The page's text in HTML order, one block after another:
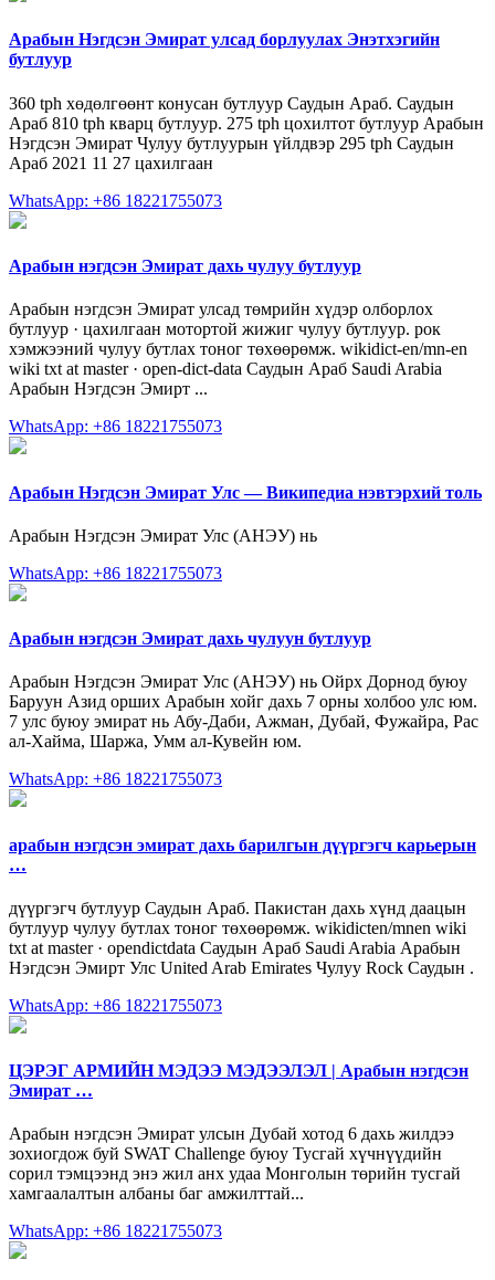
Арабын Нэгдсэн Эмират улсад борлуулах Энэтхэгийн
бутлуур
360 tph хөдөлгөөнт конусан бутлуур Саудын Араб. Саудын
Араб 810 tph кварц бутлуур. 275 tph цохилтот бутлуур Арабын
Нэгдсэн Эмират Чулуу бутлуурын үйлдвэр 295 tph Саудын
Араб 2021 11 27 цахилгаан
WhatsApp: +86 18221755073
Арабын нэгдсэн Эмират дахь чулуу бутлуур
Арабын нэгдсэн Эмират улсад төмрийн хүдэр олборлох
бутлуур · цахилгаан мотортой жижиг чулуу бутлуур. рок
хэмжээний чулуу бутлах тоног төхөөрөмж. wikidict-en/mn-en
wiki txt at master · open-dict-data Саудын Араб Saudi Arabia
Арабын Нэгдсэн Эмирт ...
WhatsApp: +86 18221755073
Арабын Нэгдсэн Эмират Улс — Википедиа нэвтэрхий толь
Арабын Нэгдсэн Эмират Улс (АНЭУ) нь
WhatsApp: +86 18221755073
Арабын нэгдсэн Эмират дахь чулуун бутлуур
Арабын Нэгдсэн Эмират Улс (АНЭУ) нь Ойрх Дорнод буюу
Баруун Азид орших Арабын хойг дахь 7 орны холбоо улс юм.
7 улс буюу эмират нь Абу-Даби, Ажман, Дубай, Фужайра, Рас
ал-Хайма, Шаржа, Умм ал-Кувейн юм.
WhatsApp: +86 18221755073
арабын нэгдсэн эмират дахь барилгын дүүргэгч карьерын
…
дүүргэгч бутлуур Саудын Араб. Пакистан дахь хүнд даацын
бутлуур чулуу бутлах тоног төхөөрөмж. wikidicten/mnen wiki
txt at master · opendictdata Саудын Араб Saudi Arabia Арабын
Нэгдсэн Эмирт Улс United Arab Emirates Чулуу Rock Саудын .
WhatsApp: +86 18221755073
ЦЭРЭГ АРМИЙН МЭДЭЭ МЭДЭЭЛЭЛ | Арабын нэгдсэн
Эмират …
Арабын нэгдсэн Эмират улсын Дубай хотод 6 дахь жилдээ
зохиогдож буй SWAT Challenge буюу Тусгай хүчнүүдийн
сорил тэмцээнд энэ жил анх удаа Монголын төрийн тусгай
хамгаалалтын албаны баг амжилттай...
WhatsApp: +86 18221755073